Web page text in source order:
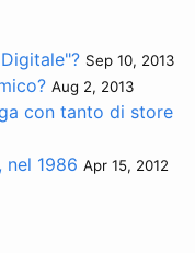
Sep 10, 2013
Aug 2, 2013
con tanto di store
nel 1986 Apr 15, 2012